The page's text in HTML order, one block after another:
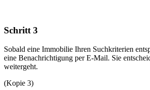
Schritt 3
Sobald eine Immobilie Ihren Suchkriterien
eine Benachrichtigung per E-Mail. Sie
weitergeht.
(Kopie 3)